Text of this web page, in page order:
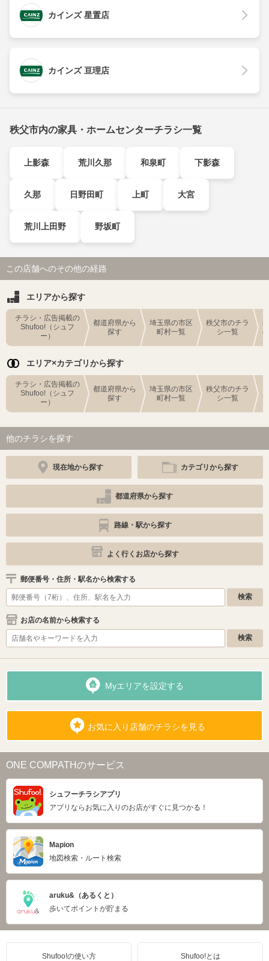
カインズ 星置店
カインズ 亘理店
秩父市内の家具・ホームセンターチラシ一覧
上影森 荒川久那 和泉町 下影森
久那 日野田町 上町 大宮
荒川上田野 野坂町
この店舗へのその他の経路
エリアから探す
チラシ・広告掲載の
Shufoo!（シュフ
ー）
都道府県から
探す
埼玉県の市区
町村一覧
秩父市のチラ
シ一覧
エリア×カテゴリから探す
チラシ・広告掲載の
Shufoo!（シュフ
ー）
都道府県から
探す
埼玉県の市区
町村一覧
秩父市のチラ
シ一覧
他のチラシを探す
現在地から探す カテゴリから探す
都道府県から探す
路線・駅から探す
よく行くお店から探す
郵便番号・住所・駅名から検索する
お店の名前から検索する
Myエリアを設定する
お気に入り店舗のチラシを見る
ONE COMPATHのサービス
シュフーチラシアプリ
アプリならお気に入りのお店がすぐに見つかる！
Mapion
地図検索・ルート検索
aruku&（あるくと）
歩いてポイントが貯まる
Shufoo!の使い方 Shufoo!とは